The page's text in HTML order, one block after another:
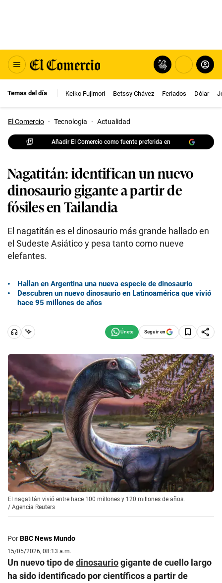
Temas del día Keiko Fujimori Betssy Chávez Feriados Dólar
El Comercio · Tecnologia · Actualidad
Añadir El Comercio como fuente preferida en
Nagatitán: identifican un nuevo
dinosaurio gigante a partir de
fósiles en Tailandia
El nagatitán es el dinosaurio más grande hallado en
el Sudeste Asiático y pesa tanto como nueve
elefantes.
Hallan en Argentina una nueva especie de dinosaurio
Descubren un nuevo dinosaurio en Latinoamérica que vivió
hace 95 millones de años
Seguir en
El nagatitán vivió entre hace 100 millones y 120 millones de años.
/ Agencia Reuters
PorBBC News Mundo
15/05/2026, 08:13 a.m.
Un nuevo tipo dedinosauriogigante de cuello largo
ha sido identificado por científicos a partir de